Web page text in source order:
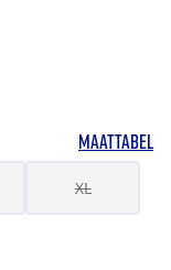
MAATTABEL
XL